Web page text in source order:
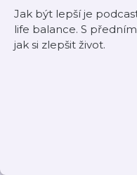
Jak být lepší je
life balance. S
jak si zlepšit život.